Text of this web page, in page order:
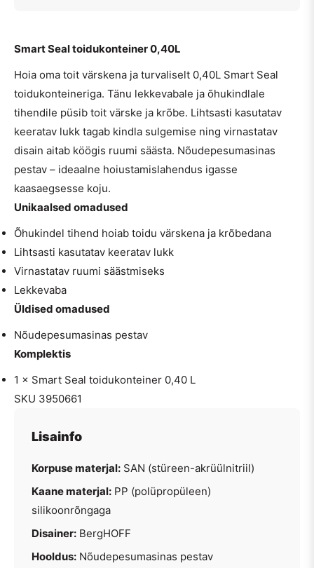
Smart Seal toidukonteiner 0,40L
Hoia oma toit värskena ja turvaliselt 0,40L Smart Seal
toidukonteineriga. Tänu lekkevabale ja õhukindlale
tihendile püsib toit värske ja krõbe. Lihtsasti kasutatav
keeratav lukk tagab kindla sulgemise ning virnastatav
disain aitab köögis ruumi säästa. Nõudepesumasinas
pestav – ideaalne hoiustamislahendus igasse
kaasaegsesse koju.
Unikaalsed omadused
Õhukindel tihend hoiab toidu värskena ja krõbedana
Lihtsasti kasutatav keeratav lukk
Virnastatav ruumi säästmiseks
Lekkevaba
Üldised omadused
Nõudepesumasinas pestav
Komplektis
1 × Smart Seal toidukonteiner 0,40 L
SKU 3950661
Lisainfo
Korpuse materjal: SAN (stüreen-akrüülnitriil)
Kaane materjal: PP (polüpropüleen)
silikoonrõngaga
Disainer: BergHOFF
Hooldus: Nõudepesumasinas pestav